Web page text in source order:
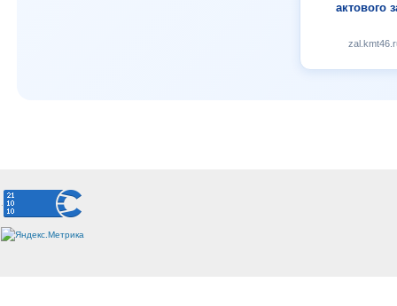
актового
.